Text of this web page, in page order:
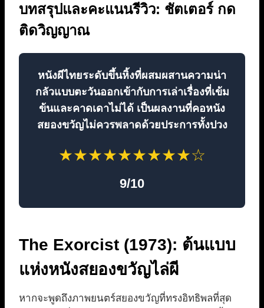
บทสรุปและคะแนนรีวิว: ชัตเตอร์ กด
ติดวิญญาณ
หนังผีไทยระดับขึ้นหิ้งที่ผสมผสานความน่า
กลัวแบบตะวันออกเข้ากับการเล่าเรื่องที่เข้ม
ข้นและคาดเดาไม่ได้ เป็นผลงานที่คอหนัง
สยองขวัญไม่ควรพลาดด้วยประการทั้งปวง
★★★★★★★★★☆
9/10
The Exorcist (1973): ต้นแบบ
แห่งหนังสยองขวัญไล่ผี
หากจะพูดถึงภาพยนตร์สยองขวัญที่ทรงอิทธิพลที่สุด